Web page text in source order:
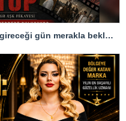
Bursa’da çekilen filmin vizyona gireceği gün merakla bekleniyor